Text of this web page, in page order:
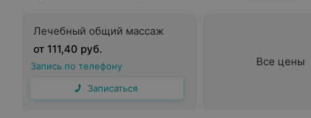
Лечебный общий массаж
от 111,40 руб.
Запись по телефону
Записаться
Все цены